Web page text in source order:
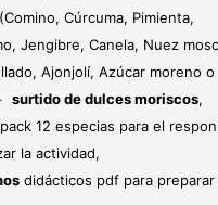
(Comino, Cúrcuma, Pimienta,
Jengibre, Canela, Nuez
Ajonjolí, Azúcar moreno o
surtido de dulces moriscos,
pack 12 especias para el
la actividad,
didácticos pdf para preparar